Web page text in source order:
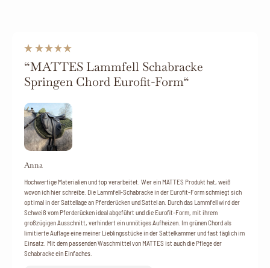
“MATTES Lammfell Schabracke
Springen Chord Eurofit-Form“
Anna
Hochwertige Materialien und top verarbeitet. Wer ein MATTES Produkt hat, weiß
wovon ich hier schreibe. Die Lammfell-Schabracke in der Eurofit-Form schmiegt sich
optimal in der Sattellage an Pferderücken und Sattel an. Durch das Lammfell wird der
Schweiß vom Pferderücken ideal abgeführt und die Eurofit-Form, mit ihrem
großzügigen Ausschnitt, verhindert ein unnötiges Aufheizen. Im grünen Chord als
limitierte Auflage eine meiner Lieblingsstücke in der Sattelkammer und fast täglich im
Einsatz. Mit dem passenden Waschmittel von MATTES ist auch die Pflege der
Schabracke ein Einfaches.